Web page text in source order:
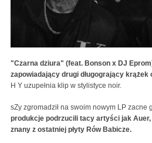
"Czarna dziura" (feat. Bonson x DJ
zapowiadający drugi długogrający krążek
H Y uzupełnia klip w stylistyce noir.
sZy zgromadził na swoim nowym LP zacne
produkcje podrzucili tacy artyści jak
znany z ostatniej płyty Rów Babicze.